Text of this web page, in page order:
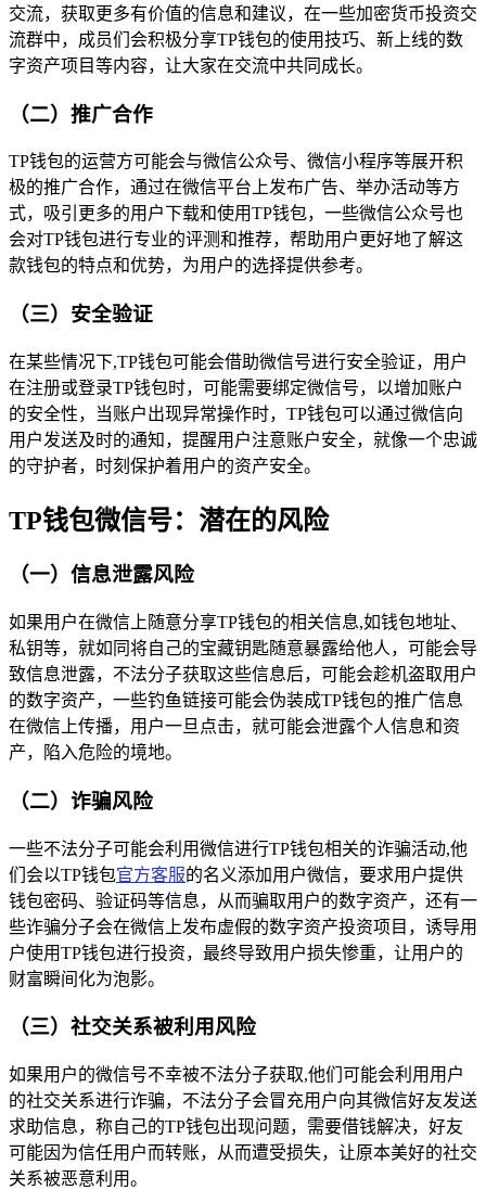
交流，获取更多有价值的信息和建议，在一些加密货币投资交
流群中，成员们会积极分享TP钱包的使用技巧、新上线的数
字资产项目等内容，让大家在交流中共同成长。
（二）推广合作
TP钱包的运营方可能会与微信公众号、微信小程序等展开积
极的推广合作，通过在微信平台上发布广告、举办活动等方
式，吸引更多的用户下载和使用TP钱包，一些微信公众号也
会对TP钱包进行专业的评测和推荐，帮助用户更好地了解这
款钱包的特点和优势，为用户的选择提供参考。
（三）安全验证
在某些情况下,TP钱包可能会借助微信号进行安全验证，用户
在注册或登录TP钱包时，可能需要绑定微信号，以增加账户
的安全性，当账户出现异常操作时，TP钱包可以通过微信向
用户发送及时的通知，提醒用户注意账户安全，就像一个忠诚
的守护者，时刻保护着用户的资产安全。
TP钱包微信号：潜在的风险
（一）信息泄露风险
如果用户在微信上随意分享TP钱包的相关信息,如钱包地址、
私钥等，就如同将自己的宝藏钥匙随意暴露给他人，可能会导
致信息泄露，不法分子获取这些信息后，可能会趁机盗取用户
的数字资产，一些钓鱼链接可能会伪装成TP钱包的推广信息
在微信上传播，用户一旦点击，就可能会泄露个人信息和资
产，陷入危险的境地。
（二）诈骗风险
一些不法分子可能会利用微信进行TP钱包相关的诈骗活动,他
们会以TP钱包官方客服的名义添加用户微信，要求用户提供
钱包密码、验证码等信息，从而骗取用户的数字资产，还有一
些诈骗分子会在微信上发布虚假的数字资产投资项目，诱导用
户使用TP钱包进行投资，最终导致用户损失惨重，让用户的
财富瞬间化为泡影。
（三）社交关系被利用风险
如果用户的微信号不幸被不法分子获取,他们可能会利用用户
的社交关系进行诈骗，不法分子会冒充用户向其微信好友发送
求助信息，称自己的TP钱包出现问题，需要借钱解决，好友
可能因为信任用户而转账，从而遭受损失，让原本美好的社交
关系被恶意利用。